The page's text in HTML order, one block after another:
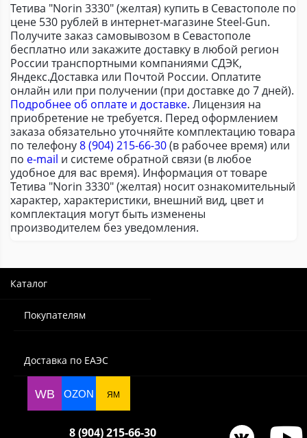
Тетива "Norin 3330" (желтая) купить в Севастополе по
цене 530 рублей в интернет-магазине Steel-Gun.
Получите заказ самовывозом в Севастополе
бесплатно или закажите доставку в любой регион
России транспортными компаниями СДЭК,
Яндекс.Доставка или Почтой России. Оплатите
онлайн или при получении (при доставке до 7 дней).
Подробнее об оплате и доставке. Лицензия на
приобретение не требуется. Перед оформлением
заказа обязательно уточняйте комплектацию товара
по телефону8 (904) 215-66-30(в рабочее время) или
по e-mail и системе обратной связи (в любое
удобное для вас время). Информация от товаре
Тетива "Norin 3330" (желтая) носит ознакомительный
характер, характеристики, внешний вид, цвет и
комплектация могут быть изменены
производителем без уведомления.
Каталог
Покупателям
Доставка по ЕАЭС
WB OZON ЯМ
8 (904) 215-66-30